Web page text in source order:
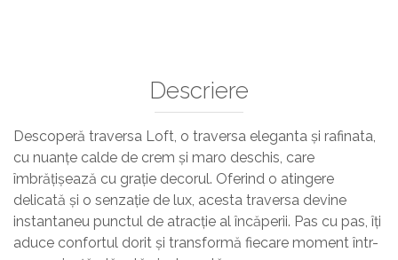
Descriere
Descoperă traversa Loft, o traversa eleganta și rafinata,
cu nuanțe calde de crem și maro deschis, care
îmbrățișează cu grație decorul. Oferind o atingere
delicată și o senzație de lux, acesta traversa devine
instantaneu punctul de atracție al încăperii. Pas cu pas, îți
aduce confortul dorit și transformă fiecare moment într-